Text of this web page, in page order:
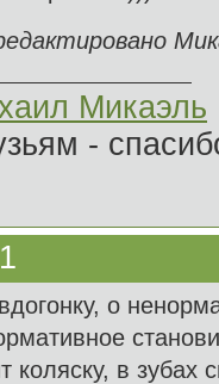
Микаэль
-
о
коляску, в зубах